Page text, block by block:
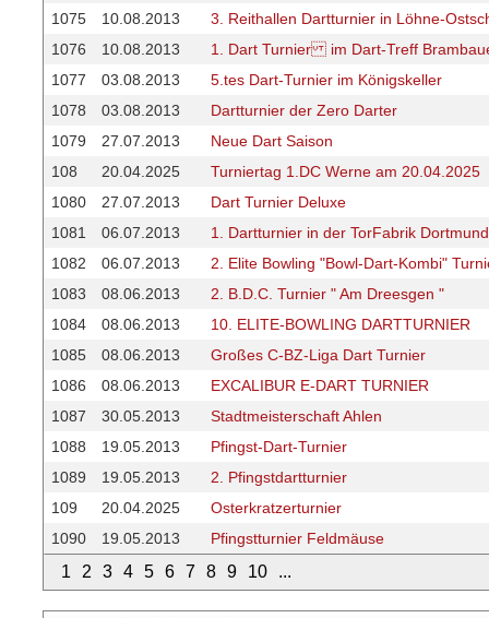
1 2 3 4 5 6 7 8 9 10 ...
1075
10.08.2013
3. Reithallen Dartturnier in Löhne-
1076
10.08.2013
1. Dart Turnier im Dart-Treff
1077
03.08.2013
5.tes Dart-Turnier im Königskeller
1078
03.08.2013
Dartturnier der Zero Darter
1079
27.07.2013
Neue Dart Saison
108
20.04.2025
Turniertag 1.DC Werne am 20.04.2025
1080
27.07.2013
Dart Turnier Deluxe
1081
06.07.2013
1. Dartturnier in der TorFabrik Dortmund
1082
06.07.2013
2. Elite Bowling "Bowl-Dart-Kombi"
1083
08.06.2013
2. B.D.C. Turnier " Am Dreesgen "
1084
08.06.2013
10. ELITE-BOWLING DARTTURNIER
1085
08.06.2013
Großes C-BZ-Liga Dart Turnier
1086
08.06.2013
EXCALIBUR E-DART TURNIER
1087
30.05.2013
Stadtmeisterschaft Ahlen
1088
19.05.2013
Pfingst-Dart-Turnier
1089
19.05.2013
2. Pfingstdartturnier
109
20.04.2025
Osterkratzerturnier
1090
19.05.2013 Pfingstturnier Feldmäuse